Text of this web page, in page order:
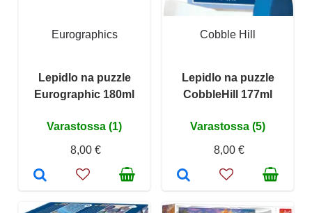
Eurographics
Lepidlo na puzzle
Eurographic 180ml
Varastossa (1)
8,00 €
Cobble Hill
Lepidlo na puzzle
CobbleHill 177ml
Varastossa (5)
8,00 €